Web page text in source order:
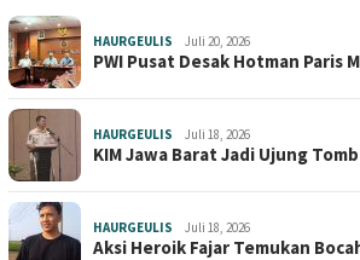
HAURGEULIS Juli 20, 2026
PWI Pusat Desak Hotman Paris
HAURGEULIS Juli 18, 2026
KIM Jawa Barat Jadi Ujung
HAURGEULIS Juli 18, 2026
Aksi Heroik Fajar Temukan